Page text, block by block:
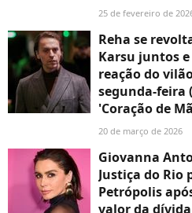
25 de fevereiro de
Reha se
Karsu juntos
reação do
segunda-feira
'Coração de
20 de março de 2026
Giovanna
Justiça do Rio
Petrópolis
valor da dívida